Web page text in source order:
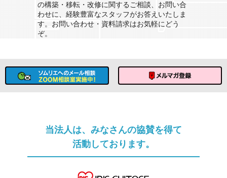
の構築・移転・改修に関するご相談、お問い合
わせに、経験豊富なスタッフがお答えいたしま
す。お問い合わせ・資料請求はお気軽にどう
ぞ。
当法人は、みなさんの協賛を得て
活動しております。